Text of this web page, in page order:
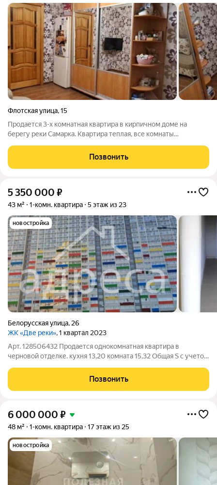
Флотская улица,15
Продается 3-х комнатная квартира в кирпичном доме на
берегу реки Самарка. Квартира теплая, все комнаты
счетчики, заменены трубы. Квартира не угловая, окна на две
стороны: во двор и на реку. Развитая
Позвонить
5 350 000 ₽
43 м² 1-комн. квартира 5 этаж из 23
новостройка
Белорусская улица, 26
ЖК «Две реки», 1 квартал 2023
Арт. 128506432 Продается однокомнатная квартира в
черновой отделке. кухня 13,20 комната 15,32 Общая S с учетом
транспортная доступность: у дома автобусная остановка.
Никто не прописан. Без
Позвонить
6 000 000 ₽
48 м² 1-комн. квартира 17 этаж из 25
новостройка